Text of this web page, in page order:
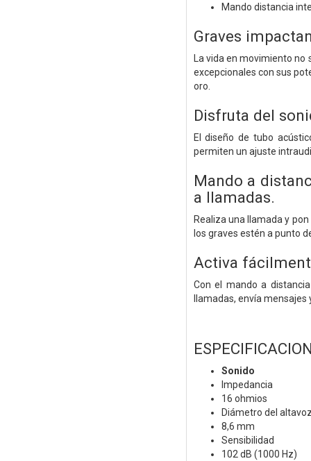
Mando distancia
Graves
La vida en movimiento
excepcionales con sus
oro.
Disfruta del
El diseño de tubo
permiten un ajuste
Mando a
a llamadas.
Realiza una llamada y
los graves estén a punto
Activa
Con el mando a
llamadas, envía
Sonido
Impedancia
16 ohmios
Diámetro del
8,6 mm
Sensibilidad
102 dB (1000 Hz)